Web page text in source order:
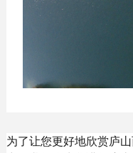
为了让您更好地欣赏庐